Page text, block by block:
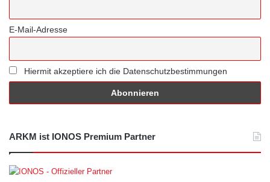
E-Mail-Adresse
Hiermit akzeptiere ich die Datenschutzbestimmungen
ARKM ist IONOS Premium Partner